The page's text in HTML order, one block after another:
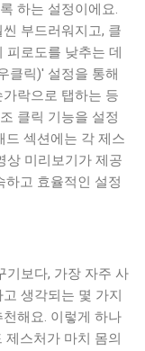
하는 설정이에요.
부드러워지고, 클
피로도를 낮추는 데
클릭)' 설정을 통해
락으로 탭하는 등
클릭 기능을 설정
드 섹션에는 각 제스
상 미리보기가 제공
하고 효율적인 설정
기보다, 가장 자주 사
생각되는 몇 가지
해요. 이렇게 하나
제스처가 마치 몸의